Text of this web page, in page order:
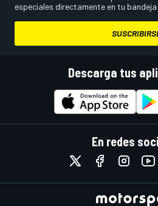
especiales directamente en tu
Descarga tus
En redes